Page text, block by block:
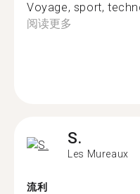
Voyage, sport,
阅读更多
S.
Les Mureaux
流利